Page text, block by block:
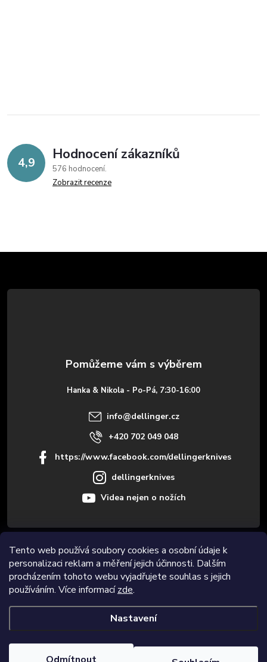
Tento web používá soubory cookies a osobní údaje k
personalizaci reklam a měření jejich účinnosti. Dalším
procházením tohoto webu vyjadřujete souhlas s jejich
používáním. Více informacízde.
Nastavení
4,9 Hodnocení zákazníků
576 hodnocení
Zobrazit recenze
á
Informace pro vás
Novinky
Hanka & Nikola - Po-Pá, 7:30-16:00
info@dellinger.cz
+420 702 049 048
https://www.facebook.com/dellingerknives
dellingerknives
Videa nejen o nožích
nastavení cookies